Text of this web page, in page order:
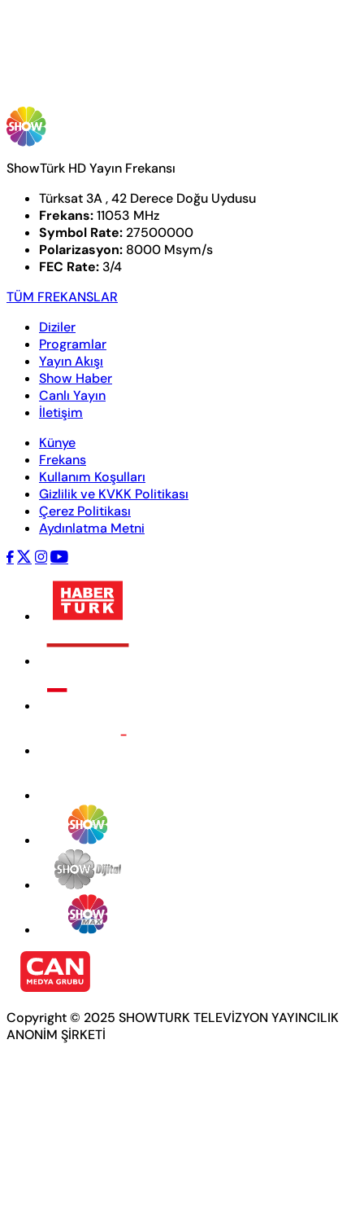
ShowTürk HD Yayın Frekansı
Türksat 3A , 42 Derece Doğu Uydusu
Frekans:11053 MHz
Symbol Rate: 27500000
Polarizasyon: 8000 Msym/s
FEC Rate: 3/4
TÜM FREKANSLAR
Diziler
Programlar
Yayın Akışı
Show Haber
Canlı Yayın
İletişim
Künye
Frekans
Kullanım Koşulları
Gizlilik ve KVKK Politikası
Çerez Politikası
Aydınlatma Metni
Copyright © 2025 SHOWTURK TELEVİZYON YAYINCILIK
ANONİM ŞİRKETİ